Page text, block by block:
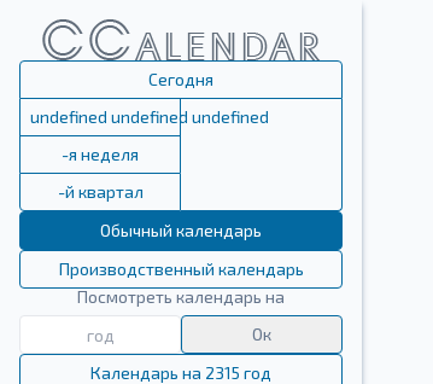
Сегодня
undefined undefined undefined
-я неделя
-й квартал
Обычный календарь
Производственный календарь
Посмотреть календарь на
Ок
Календарь на 2315 год